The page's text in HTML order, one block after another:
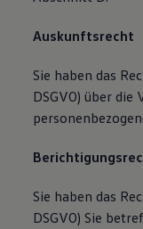
Auskunftsrecht
Sie haben das
DSGVO) über
Sie haben das
DSGVO) Sie